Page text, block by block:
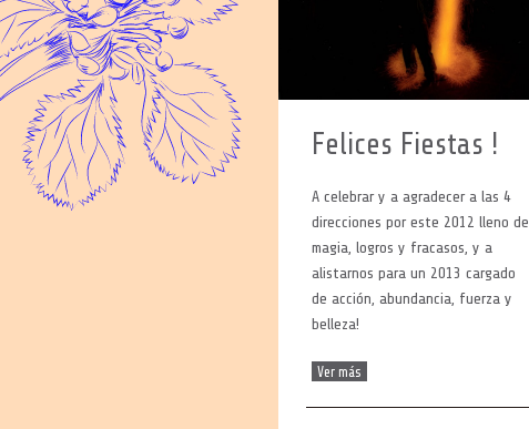
Felices Fiestas !
A celebrar y a agradecer a las 4
direcciones por este 2012 lleno de
magia, logros y fracasos, y a
alistarnos para un 2013 cargado
de acción, abundancia, fuerza y
belleza!
Ver más